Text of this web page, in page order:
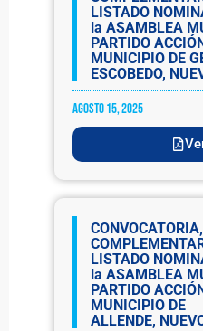
LISTADO
la ASAMBLEA
PARTIDO
MUNICIPIO DE
ESCOBEDO,
agosto 15, 2025
LISTADO
la ASAMBLEA
PARTIDO
MUNICIPIO DE
ALLENDE,